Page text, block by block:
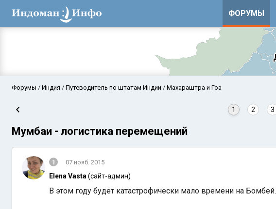
ФОРУМЫ
Аравийское море
Форумы Индия Путеводитель по штатам Индии Махараштра и Гоа
1 2 3
Мумбаи - логистика перемещений
1 07 нояб. 2015
Elena Vasta (сайт-админ)
В этом году будет катастрофически мало времени на Бомбей.